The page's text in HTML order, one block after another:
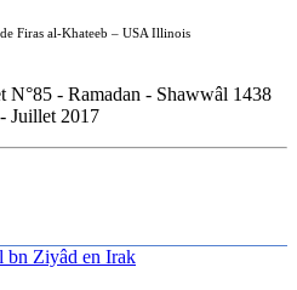
de Firas al-Khateeb – USA Illinois
N°85 - Ramadan - Shawwâl 1438
Juillet 2017
bn Ziyâd en Irak